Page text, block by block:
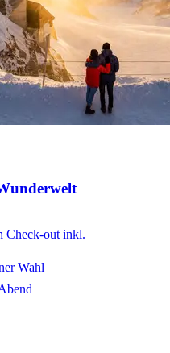
Check-out inkl.
Wahl